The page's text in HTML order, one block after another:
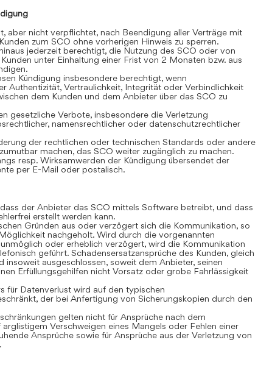
aber nicht verpflichtet, nach Beendigung aller Verträge mit
zum SCO ohne vorherigen Hinweis zu sperren.
jederzeit berechtigt, die Nutzung des SCO oder von
unter Einhaltung einer Frist von 2 Monaten bzw. aus
Kündigung insbesondere berechtigt, wenn
Authentizität, Vertraulichkeit, Integrität oder Verbindlichkeit
dem Kunden und dem Anbieter über das SCO zu
Verbote, insbesondere die Verletzung
namensrechtlicher oder datenschutzrechtlicher
der rechtlichen oder technischen Standards oder andere
machen, das SCO weiter zugänglich zu machen.
resp. Wirksamwerden der Kündigung übersendet der
per E-Mail oder postalisch.
der Anbieter das SCO mittels Software betreibt, und dass
erstellt werden kann.
Gründen aus oder verzögert sich die Kommunikation, so
nachgeholt. Wird durch die vorgenannten
oder erheblich verzögert, wird die Kommunikation
geführt. Schadensersatzansprüche des Kunden, gleich
insoweit ausgeschlossen, soweit dem Anbieter, seinen
Erfüllungsgehilfen nicht Vorsatz oder grobe Fahrlässigkeit
Datenverlust wird auf den typischen
der bei Anfertigung von Sicherungskopien durch den
gelten nicht für Ansprüche nach dem
Verschweigen eines Mangels oder Fehlen einer
Ansprüche sowie für Ansprüche aus der Verletzung von